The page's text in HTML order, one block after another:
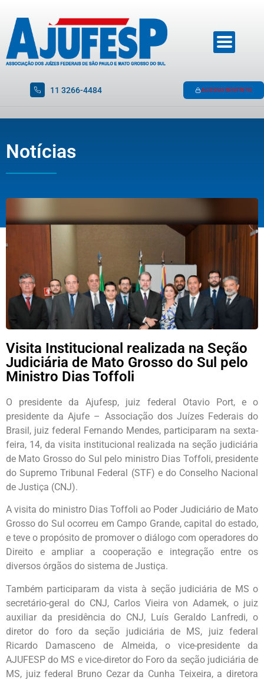
11 3266-4484 ACESSO RESTRITO
Notícias
Visita Institucional realizada na Seção
Judiciária de Mato Grosso do Sul pelo
Ministro Dias Toffoli
O presidente da Ajufesp, juiz federal Otavio Port, e o
presidente da Ajufe – Associação dos Juízes Federais do
Brasil, juiz federal Fernando Mendes, participaram na sexta-
feira, 14, da visita institucional realizada na seção judiciária
de Mato Grosso do Sul pelo ministro Dias Toffoli, presidente
do Supremo Tribunal Federal (STF) e do Conselho Nacional
de Justiça (CNJ).
A visita do ministro Dias Toffoli ao Poder Judiciário de Mato
Grosso do Sul ocorreu em Campo Grande, capital do estado,
e teve o propósito de promover o diálogo com operadores do
Direito e ampliar a cooperação e integração entre os
diversos órgãos do sistema de Justiça.
Também participaram da vista à seção judiciária de MS o
secretário-geral do CNJ, Carlos Vieira von Adamek, o juiz
auxiliar da presidência do CNJ, Luís Geraldo Lanfredi, o
diretor do foro da seção judiciária de MS, juiz federal
Ricardo Damasceno de Almeida, o vice-presidente da
AJUFESP do MS e vice-diretor do Foro da seção judiciária de
MS, juiz federal Bruno Cezar da Cunha Teixeira, a diretora